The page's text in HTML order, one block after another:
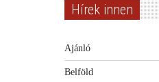
Hírek innen
Ajánló
Belföld